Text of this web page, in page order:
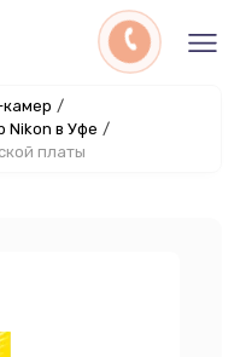
/
Nikon в Уфе /
платы